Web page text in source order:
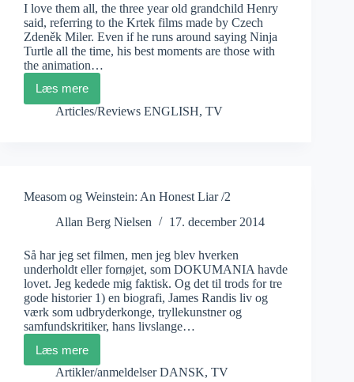
I love them all, the three year old grandchild Henry
said, referring to the Krtek films made by Czech
Zdeněk Miler. Even if he runs around saying Ninja
Turtle all the time, his best moments are those with
the animation…
Læs mereZden&#283;k
Miler:
Articles/Reviews ENGLISH, TV
Measom og Weinstein: An Honest Liar /2
Allan Berg Nielsen
17. december 2014
Så har jeg set filmen, men jeg blev hverken
underholdt eller fornøjet, som DOKUMANIA havde
lovet. Jeg kedede mig faktisk. Og det til trods for tre
gode historier 1) en biografi, James Randis liv og
værk som udbryderkonge, tryllekunstner og
samfundskritiker, hans livslange…
Læs mere
Measom
og
Artikler/anmeldelser DANSK, TV